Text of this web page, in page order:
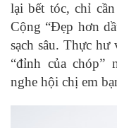
lại bết tóc, chỉ
Cộng “Đẹp hơn
sạch sâu. Thực
“đỉnh của
nghe hội chị em